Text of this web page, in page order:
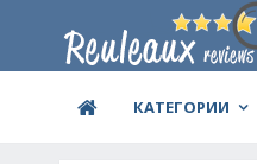
КАТЕГОРИИ